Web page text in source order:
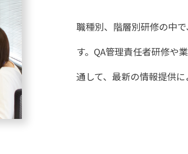
職種別、階層別研修の中
す。QA管理責任者研修や
通して、最新の情報提供